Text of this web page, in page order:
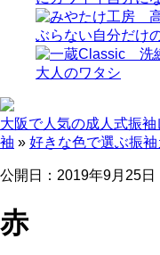
大阪で人気の成人式振
袖 » 好きな色で選ぶ振
公開日： 2019年9月25日
赤